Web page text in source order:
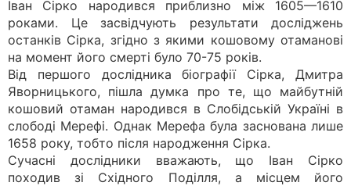
Іван Сірко народився приблизно між 1605—1610
роками. Це засвідчують результати досліджень
останків Сірка, згідно з якими кошовому отаманові
на момент його смерті було 70-75 років.
Від першого дослідника біографії Сірка, Дмитра
Яворницького, пішла думка про те, що майбутній
кошовий отаман народився в Слобідській Україні в
слободі Мерефі. Однак Мерефа була заснована лише
1658 року, тобто після народження Сірка.
Сучасні дослідники вважають, що Іван Сірко
походив зі Східного Поділля, а місцем його